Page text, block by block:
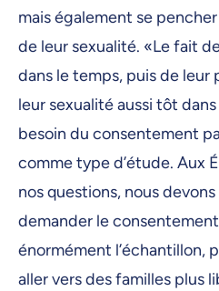
mais également se
de leur sexualité. «Le fait
dans le temps, puis de leur
leur sexualité aussi tôt
besoin du consentement
comme type d’étude. Aux
nos questions, nous
demander le
énormément l’échantillon,
aller vers des familles plus